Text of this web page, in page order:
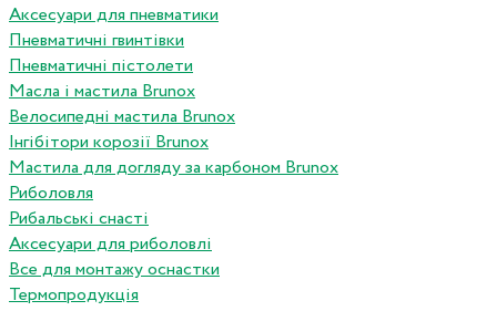
Аксесуари для пневматики
Пневматичні гвинтівки
Пневматичні пістолети
Масла і мастила Brunox
Велосипедні мастила Brunox
Інгібітори корозії Brunox
Мастила для догляду за карбоном Brunox
Риболовля
Рибальські снасті
Аксесуари для риболовлі
Все для монтажу оснастки
Термопродукція